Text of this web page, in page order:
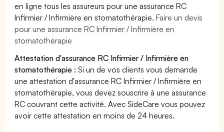
en ligne tous les assureurs pour une assurance RC
Infirmier / Infirmière en stomatothérapie.Faire un devis
pour une assurance RC Infirmier / Infirmière en
stomatothérapie
Attestation d'assurance RC Infirmier / Infirmière en
stomatothérapie : Si un de vos clients vous demande
une attestation d'assurance RC Infirmier / Infirmière en
stomatothérapie, vous devez souscrire à une assurance
RC couvrant cette activité. Avec SideCare vous pouvez
avoir cette attestation en moins de 24 heures.